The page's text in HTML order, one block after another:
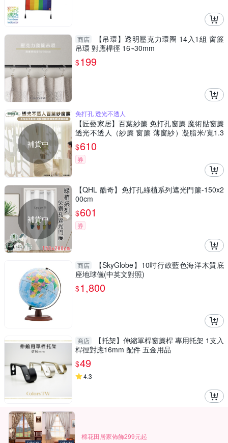
商店
【吊環】透明壓克力環圈 14入1組 窗簾
吊環 對應桿徑 16~30mm
$199
補貨中
免打孔 透光不透人
【匠藝家居】百葉紗簾 免打孔窗簾 魔術貼窗簾
透光不透人（紗簾 窗簾 薄窗紗）凝脂米/寬1.3
米*高1.8米【掛鉤一片】
$610
券
補貨中
【QHL 酷奇】免打孔綠植系列遮光門簾-150x2
00cm
$601
券
商店
【SkyGlobe】10吋行政藍色海洋木質底
座地球儀(中英文對照)
$1,800
商店
【托架】伸縮單桿窗簾桿 專用托架 1支入
桿徑對應16mm 配件 五金用品
$49
4.3
棉花田居家佈飾299元起